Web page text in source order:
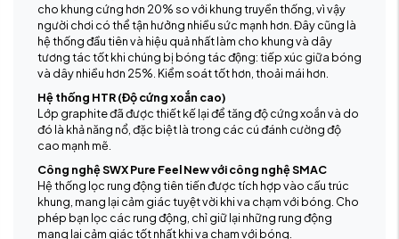
cho khung cứng hơn 20% so với khung truyền thống, vì vậy
người chơi có thể tận hưởng nhiều sức mạnh hơn. Đây cũng là
hệ thống đầu tiên và hiệu quả nhất làm cho khung và dây
tương tác tốt khi chúng bị bóng tác động: tiếp xúc giữa bóng
và dây nhiều hơn 25%. Kiểm soát tốt hơn, thoải mái hơn.
Hệ thống HTR (Độ cứng xoắn cao)
Lớp graphite đã được thiết kế lại để tăng độ cứng xoắn và do
đó là khả năng nổ, đặc biệt là trong các cú đánh cường độ
cao mạnh mẽ.
Công nghệ SWX Pure Feel New với công nghệ SMAC
Hệ thống lọc rung động tiên tiến được tích hợp vào cấu trúc
khung, mang lại cảm giác tuyệt vời khi va chạm với bóng. Cho
phép bạn lọc các rung động, chỉ giữ lại những rung động
mang lại cảm giác tốt nhất khi va chạm với bóng.